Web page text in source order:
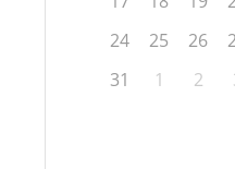
24
25 26
31
1 2